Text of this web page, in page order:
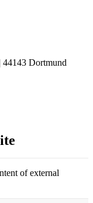
Dortmund
of external